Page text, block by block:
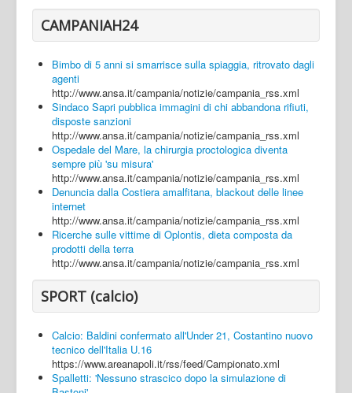
CAMPANIAH24
Bimbo di 5 anni si smarrisce sulla spiaggia, ritrovato dagli
agenti
http://www.ansa.it/campania/notizie/campania_rss.xml
Sindaco Sapri pubblica immagini di chi abbandona rifiuti,
disposte sanzioni
http://www.ansa.it/campania/notizie/campania_rss.xml
Ospedale del Mare, la chirurgia proctologica diventa
sempre più 'su misura'
http://www.ansa.it/campania/notizie/campania_rss.xml
Denuncia dalla Costiera amalfitana, blackout delle linee
internet
http://www.ansa.it/campania/notizie/campania_rss.xml
Ricerche sulle vittime di Oplontis, dieta composta da
prodotti della terra
http://www.ansa.it/campania/notizie/campania_rss.xml
SPORT (calcio)
Calcio: Baldini confermato all'Under 21, Costantino nuovo
tecnico dell'Italia U.16
https://www.areanapoli.it/rss/feed/Campionato.xml
Spalletti: 'Nessuno strascico dopo la simulazione di